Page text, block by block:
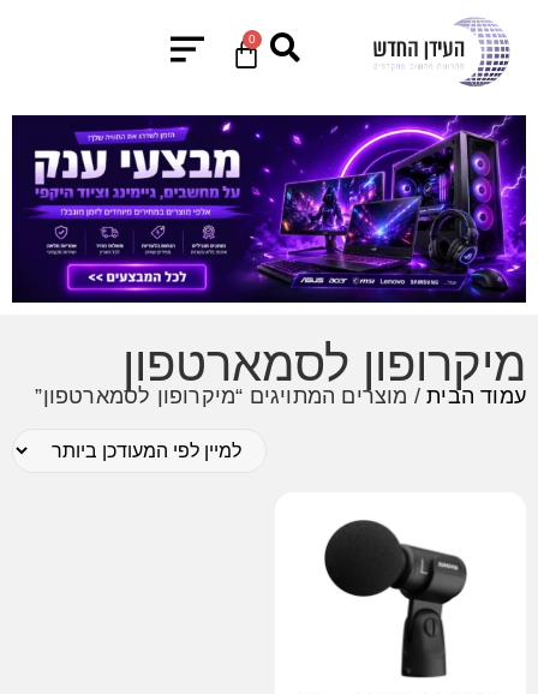
0
מיקרופון לסמארטפון
עמוד הבית/ מוצרים המתויגים “מיקרופון לסמארטפון”